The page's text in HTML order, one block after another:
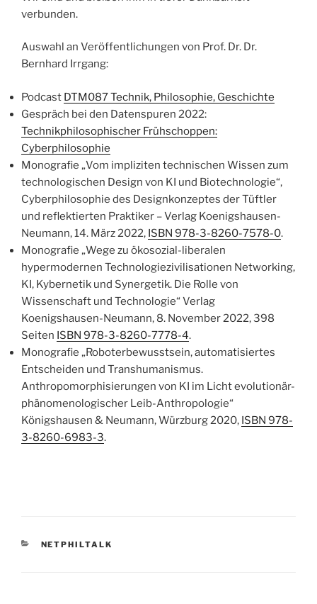
verbunden.
Auswahl an Veröffentlichungen von Prof. Dr. Dr.
Bernhard Irrgang:
Podcast DTM087 Technik, Philosophie, Geschichte
Gespräch bei den Datenspuren 2022:
Technikphilosophischer Frühschoppen:
Cyberphilosophie
Monografie „Vom impliziten technischen Wissen zum
technologischen Design von KI und Biotechnologie“,
Cyberphilosophie des Designkonzeptes der Tüftler
und reflektierten Praktiker – Verlag Koenigshausen-
Neumann, 14. März 2022, ISBN 978-3-8260-7578-0.
Monografie „Wege zu ökosozial-liberalen
hypermodernen Technologiezivilisationen Networking,
KI, Kybernetik und Synergetik. Die Rolle von
Wissenschaft und Technologie“ Verlag
Koenigshausen-Neumann, 8. November 2022, 398
Seiten ISBN 978-3-8260-7778-4.
Monografie „Roboterbewusstsein, automatisiertes
Entscheiden und Transhumanismus.
Anthropomorphisierungen von KI im Licht evolutionär-
phänomenologischer Leib-Anthropologie“
Königshausen & Neumann, Würzburg 2020, ISBN 978-
3-8260-6983-3.
KATEGORIEN
NETPHILTALK